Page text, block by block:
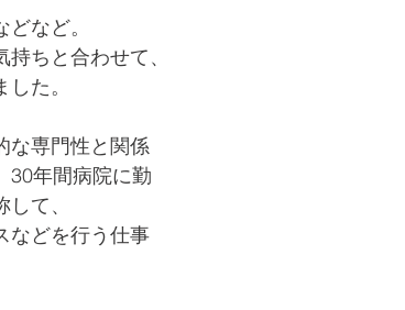
など。
ちと合わせて、
た。
な専門性と関係
30年間病院に勤
て、
などを行う仕事